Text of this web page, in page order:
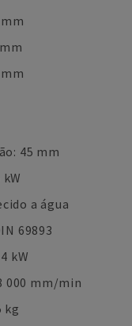
45 mm
a água
69893
kW
000 mm/min
kg